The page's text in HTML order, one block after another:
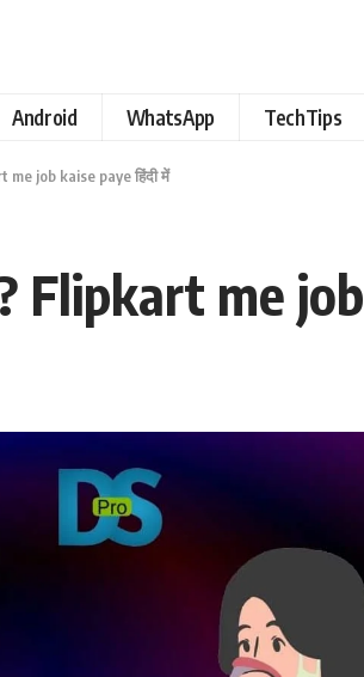
Android WhatsApp TechTips
job kaise paye हिंदी में
me job